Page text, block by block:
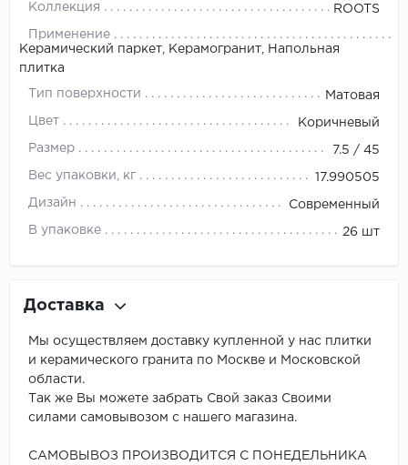
Коллекция ROOTS
Применение
Керамический паркет, Керамогранит, Напольная
плитка
Тип поверхности Матовая
Цвет Коричневый
Размер 7.5 / 45
Вес упаковки, кг 17.990505
Дизайн Современный
В упаковке 26 шт
Доставка
Мы осуществляем доставку купленной у нас плитки
и керамического гранита по Москве и Московской
области.
Так же Вы можете забрать Свой заказ Своими
силами самовывозом с нашего магазина.
САМОВЫВОЗ ПРОИЗВОДИТСЯ С ПОНЕДЕЛЬНИКА